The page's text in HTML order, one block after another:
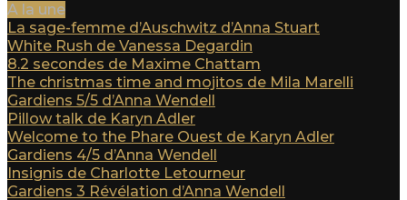
A la une
La sage-femme d’Auschwitz d’Anna Stuart
White Rush de Vanessa Degardin
8.2 secondes de Maxime Chattam
The christmas time and mojitos de Mila Marelli
Gardiens 5/5 d’Anna Wendell
Pillow talk de Karyn Adler
Welcome to the Phare Ouest de Karyn Adler
Gardiens 4/5 d’Anna Wendell
Insignis de Charlotte Letourneur
Gardiens 3 Révélation d’Anna Wendell